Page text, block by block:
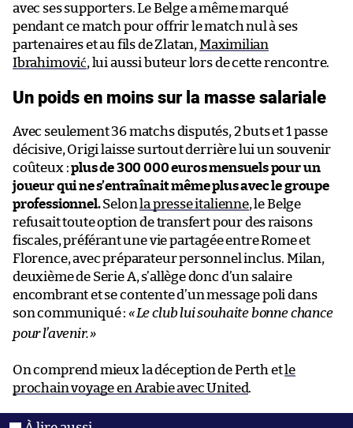
avec ses supporters. Le Belge a même marqué
pendant ce match pour offrir le match nul à ses
partenaires et au fils de Zlatan, Maximilian
Ibrahimović, lui aussi buteur lors de cette rencontre.
Un poids en moins sur la masse salariale
Avec seulement 36 matchs disputés, 2 buts et 1 passe
décisive, Origi laisse surtout derrière lui un souvenir
coûteux :plus de 300 000 euros mensuels pour un
joueur qui ne s’entraînait même plus avec le groupe
professionnel.Selon la presse italienne, le Belge
refusait toute option de transfert pour des raisons
fiscales, préférant une vie partagée entre Rome et
Florence, avec préparateur personnel inclus. Milan,
deuxième de Serie A, s’allège donc d’un salaire
encombrant et se contente d’un message poli dans
son communiqué : «Le club lui souhaite bonne chance
pour l’avenir.»
On comprend mieux la déception de Perth etle
prochain voyage en Arabie avec United.